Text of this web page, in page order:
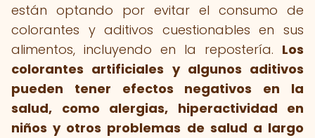
están optando por evitar el consumo de
colorantes y aditivos cuestionables en sus
alimentos, incluyendo en la repostería. Los
colorantes artificiales y algunos aditivos
pueden tener efectos negativos en la
salud, como alergias, hiperactividad en
niños y otros problemas de salud a largo